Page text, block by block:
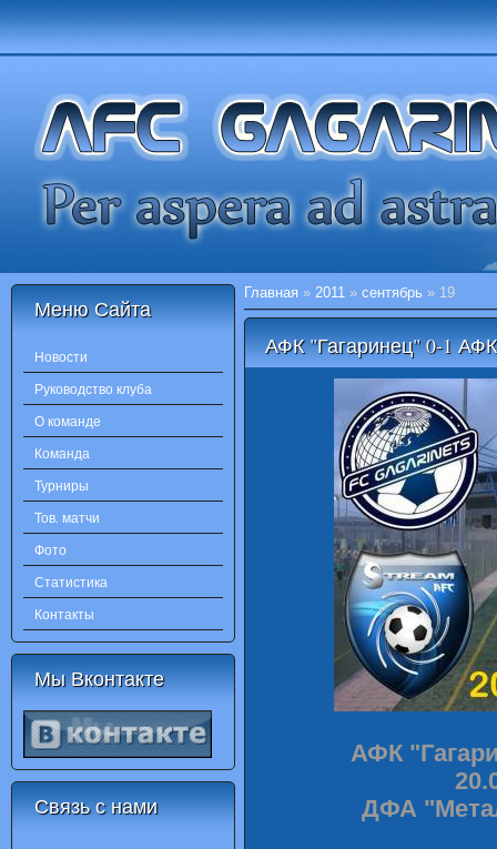
Меню Сайта
Новости
Руководство клуба
О команде
Команда
Турниры
Тов. матчи
Фото
Статистика
Контакты
Мы Вконтакте
Связь с нами
Главная » 2011 » сентябрь » 19
АФК "Гагаринец" 0-1
АФК
ДФА